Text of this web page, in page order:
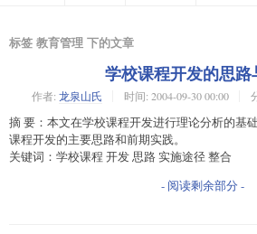
标签 教育管理 下的文章
学校课程开发的思路
作者: 龙泉山氏 时间: 2004-09-30 00:00
摘 要：本文在学校课程开发进行理论分析的基
课程开发的主要思路和前期实践。
关键词：学校课程 开发 思路 实施途径 整合
- 阅读剩余部分 -